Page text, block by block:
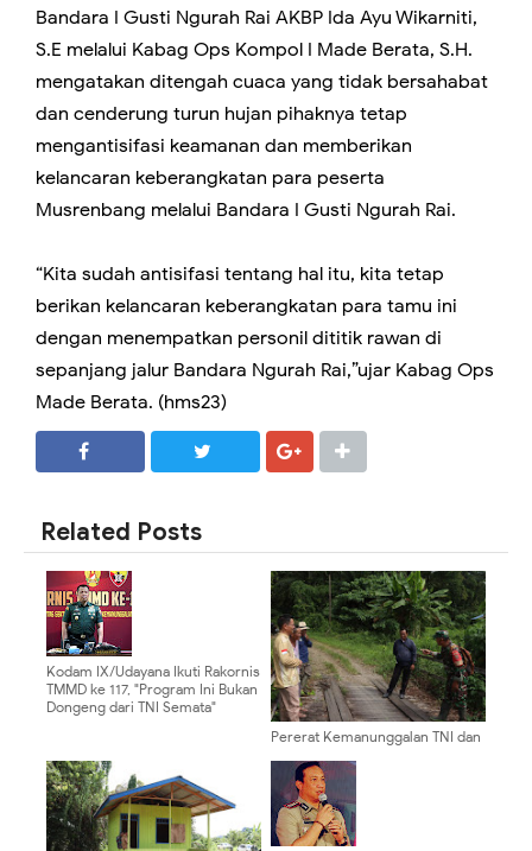
Bandara I Gusti Ngurah Rai AKBP Ida Ayu Wikarniti,
S.E melalui Kabag Ops Kompol I Made Berata, S.H.
mengatakan ditengah cuaca yang tidak bersahabat
dan cenderung turun hujan pihaknya tetap
mengantisifasi keamanan dan memberikan
kelancaran keberangkatan para peserta
Musrenbang melalui Bandara I Gusti Ngurah Rai.
“Kita sudah antisifasi tentang hal itu, kita tetap
berikan kelancaran keberangkatan para tamu ini
dengan menempatkan personil dititik rawan di
sepanjang jalur Bandara Ngurah Rai,”ujar Kabag Ops
Made Berata. (hms23)
Related Posts
Kodam IX/Udayana Ikuti Rakornis
TMMD ke 117, "Program Ini Bukan
Dongeng dari TNI Semata"
Pererat Kemanunggalan TNI dan
03/Malinau Kota Aktif
Laksanakan Komsos di Wilayah
Binaan